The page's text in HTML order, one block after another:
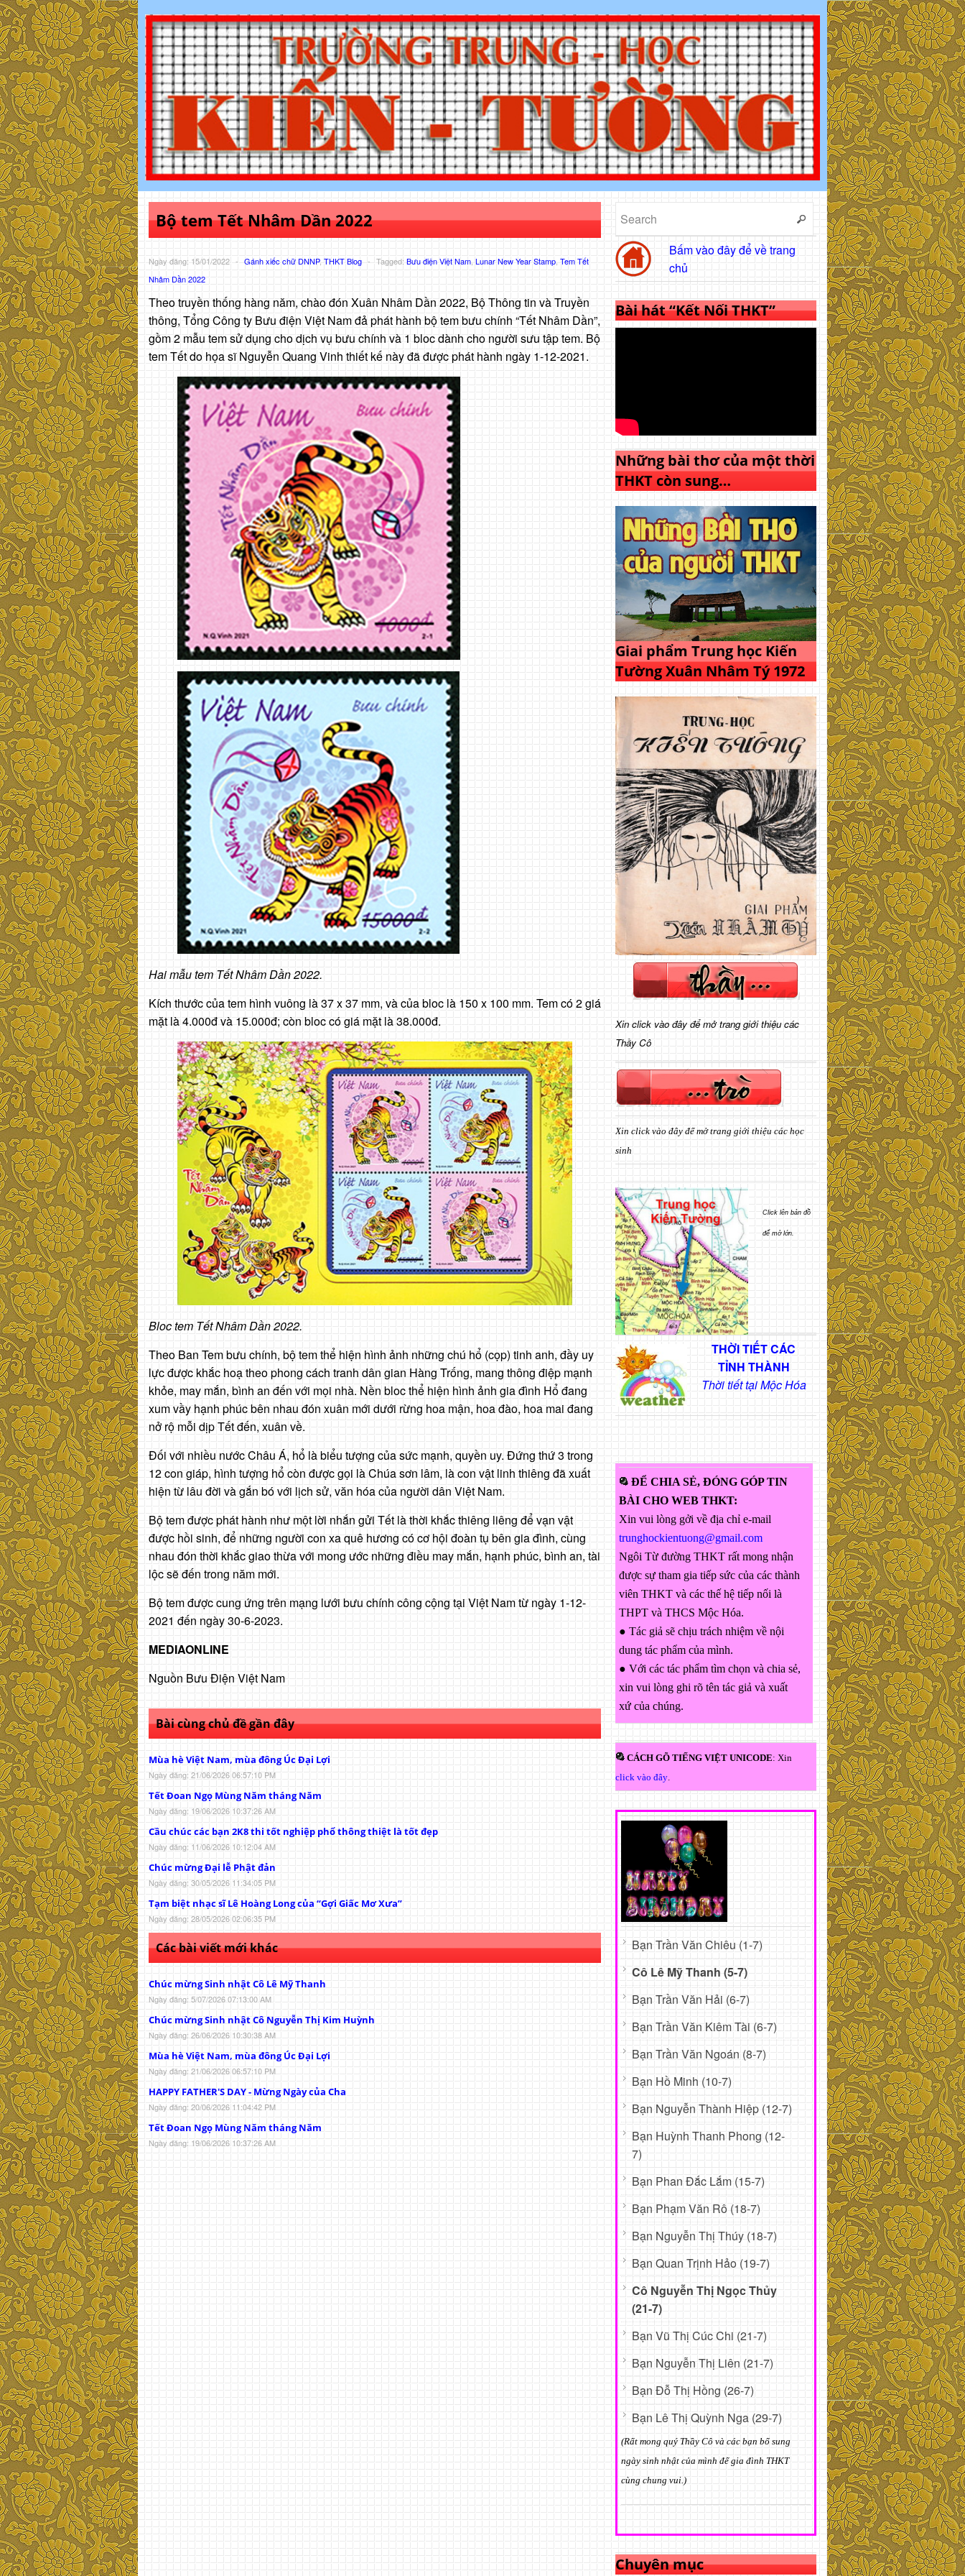
Bộ tem Tết Nhâm Dần 2022
Ngày đăng: 15/01/2022 - Gánh xiếc chữ DNNP, THKT Blog - Tagged: Bưu điện Việt Nam Lunar New Year Stamp Tem Tết
Nhâm Dần 2022
Theo truyền thống hàng năm, chào đón Xuân Nhâm Dần 2022, Bộ Thông tin và Truyền
thông, Tổng Công ty Bưu điện Việt Nam đả phát hành bộ tem bưu chính “Tết Nhâm Dần”,
gồm 2 mẫu tem sử dụng cho dịch vụ bưu chính và 1 bloc dành cho người sưu tập tem. Bộ
tem Tết do họa sĩ Nguyễn Quang Vinh thiết kế này đã được phát hành ngày 1-12-2021.
Hai mẫu tem Tết Nhâm Dần 2022.
Kích thước của tem hình vuông là 37 x 37 mm, và của bloc là 150 x 100 mm. Tem có 2 giá
mặt là 4.000đ và 15.000đ; còn bloc có giá mặt là 38.000đ.
Bloc tem Tết Nhâm Dần 2022.
Theo Ban Tem bưu chính, bộ tem thể hiện hình ảnh những chú hổ (cọp) tinh anh, đầy uy
lực được khắc hoạ theo phong cách tranh dân gian Hàng Trống, mang thông điệp mạnh
khỏe, may mắn, bình an đến với mọi nhà. Nền bloc thể hiện hình ảnh gia đình Hổ đang
xum vầy hạnh phúc bên nhau đón xuân mới dưới rừng hoa mận, hoa đào, hoa mai đang
nở rộ mỗi dịp Tết đến, xuân về.
Đối với nhiều nước Châu Á, hổ là biểu tượng của sức mạnh, quyền uy. Đứng thứ 3 trong
12 con giáp, hình tượng hổ còn được gọi là Chúa sơn lâm, là con vật linh thiêng đã xuất
hiện từ lâu đời và gắn bó với lịch sử, văn hóa của người dân Việt Nam.
Bộ tem được phát hành như một lời nhắn gửi Tết là thời khắc thiêng liêng để vạn vật
được hồi sinh, để những người con xa quê hương có cơ hội đoàn tụ bên gia đình, cùng
nhau đón thời khắc giao thừa với mong ước những điều may mắn, hạnh phúc, bình an, tài
lộc sẽ đến trong năm mới.
Bộ tem được cung ứng trên mạng lưới bưu chính công cộng tại Việt Nam từ ngày 1-12-
2021 đến ngày 30-6-2023.
MEDIAONLINE
Nguồn Bưu Điện Việt Nam
Bài cùng chủ đề gần đây
Mùa hè Việt Nam, mùa đông Úc Đại Lợi
Ngày đăng: 21/06/2026 06:57:10 PM
Tết Đoan Ngọ Mùng Năm tháng Năm
Ngày đăng: 19/06/2026 10:37:26 AM
Cầu chúc các bạn 2K8 thi tốt nghiệp phổ thông thiệt là tốt đẹp
Ngày đăng: 11/06/2026 10:12:04 AM
Chúc mừng Đại lễ Phật đản
Ngày đăng: 30/05/2026 11:34:05 PM
Tạm biệt nhạc sĩ Lê Hoàng Long của “Gợi Giấc Mơ Xưa”
Ngày đăng: 28/05/2026 02:06:35 PM
Các bài viết mới khác
Chúc mừng Sinh nhật Cô Lê Mỹ Thanh
Ngày đăng: 5/07/2026 07:13:00 AM
Chúc mừng Sinh nhật Cô Nguyễn Thị Kim Huỳnh
Ngày đăng: 26/06/2026 10:30:38 AM
Mùa hè Việt Nam, mùa đông Úc Đại Lợi
Ngày đăng: 21/06/2026 06:57:10 PM
HAPPY FATHER'S DAY - Mừng Ngày của Cha
Ngày đăng: 20/06/2026 11:04:42 PM
Tết Đoan Ngọ Mùng Năm tháng Năm
Ngày đăng: 19/06/2026 10:37:26 AM
Bấm vào đây để về trang
chủ
Bài hát “Kết Nối THKT”
Những bài thơ của một thời
THKT còn sung…
Giai phẩm Trung học Kiến
Tường Xuân Nhâm Tý 1972
Xin click vào đây để mở trang giới thiệu các
Thầy Cô
Xin click vào đây để mở trang giới thiệu các học
sinh
Click lên bản đồ
để mở lớn.
THỜI TIẾT CÁC
TỈNH THÀNH
Thời tiết tại Mộc Hóa
ĐỂ CHIA SẺ, ĐÓNG GÓP TIN
BÀI CHO WEB THKT:
Xin vui lòng gởi về địa chỉ e-mail
trunghockientuong@gmail.com
Ngôi Từ đường THKT rất mong nhận
được sự tham gia tiếp sức của các thành
viên THKT và các thế hệ tiếp nối là
THPT và THCS Mộc Hóa.
● Tác giả sẽ chịu trách nhiệm về nội
dung tác phẩm của mình.
● Với các tác phẩm tìm chọn và chia sẻ,
xin vui lòng ghi rõ tên tác giả và xuất
xứ của chúng.
CÁCH GÕ TIẾNG VIỆT UNICODE: Xin
click vào đây
Bạn Trần Văn Chiêu (1-7)
Cô Lê Mỹ Thanh (5-7)
Bạn Trần Văn Hải (6-7)
Bạn Trần Văn Kiêm Tài (6-7)
Bạn Trần Văn Ngoán (8-7)
Bạn Hồ Minh (10-7)
Bạn Nguyễn Thành Hiệp (12-7)
Bạn Huỳnh Thanh Phong (12-
7)
Bạn Phan Đắc Lắm (15-7)
Bạn Phạm Văn Rô (18-7)
Bạn Nguyễn Thị Thúy (18-7)
Bạn Quan Trịnh Hảo (19-7)
Cô Nguyễn Thị Ngọc Thủy
(21-7)
Bạn Vũ Thị Cúc Chi (21-7)
Bạn Nguyễn Thị Liên (21-7)
Bạn Đỗ Thị Hồng (26-7)
Bạn Lê Thị Quỳnh Nga (29-7)
(Rất mong quý Thầy Cô và các bạn bổ sung
ngày sinh nhật của mình để gia đình THKT
cùng chung vui.)
Chuyên mục